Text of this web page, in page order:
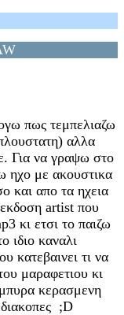
πως τεμπελιαζω
αλλα
Για να γραψω στο
ηχο με ακουστικα
και απο τα ηχεια
artist που
κι ετσι το παιζω
ιδιο καναλι
κατεβαινει τι να
μαραφετιου κι
κερασμενη
;D